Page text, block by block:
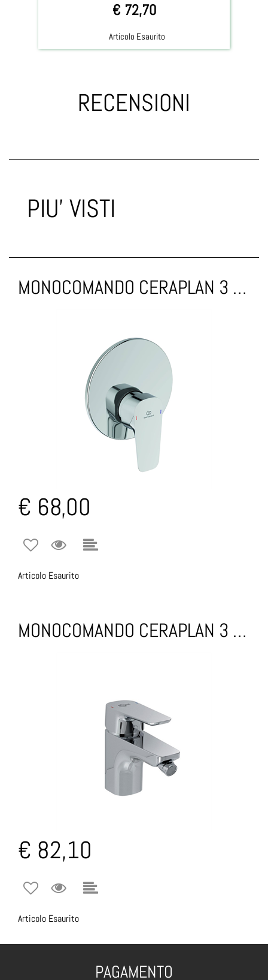
€ 72,70
Articolo Esaurito
RECENSIONI
PIU' VISTI
MONOCOMANDO CERAPLAN 3 DOCCIA CROMO
€ 68,00
Articolo Esaurito
MONOCOMANDO CERAPLAN 3 BIDET CROMO
€ 82,10
Articolo Esaurito
PAGAMENTO